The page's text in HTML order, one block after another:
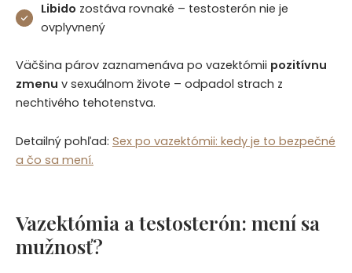
Libido zostáva rovnaké – testosterón nie je
ovplyvnený
Väčšina párov zaznamenáva po vazektómii pozitívnu
zmenu v sexuálnom živote – odpadol strach z
nechtivého tehotenstva.
Detailný pohľad: Sex po vazektómii: kedy je to bezpečné
a čo sa mení.
Vazektómia a testosterón: mení sa
mužnosť?